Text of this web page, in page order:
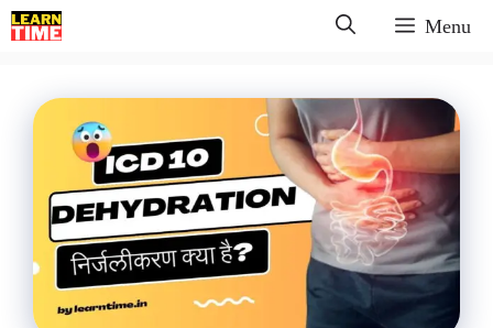
Skip
to
Menu